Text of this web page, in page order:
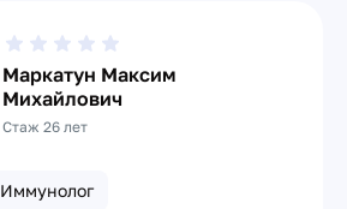
Маркатун Максим
Михайлович
Стаж 26 лет
Иммунолог